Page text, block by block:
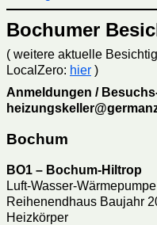
Bochumer
( weitere aktuelle
LocalZero: hier )
Anmeldungen /
Bochum
BO1 – Bochum-Hiltrop
Luft-Wasser-
Reihenendhaus Baujahr
Heizkörper